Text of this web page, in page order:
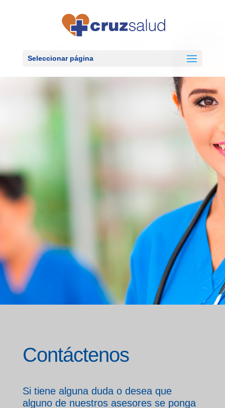
Seleccionar página
Contáctenos
Si tiene alguna duda o desea que
alguno de nuestros asesores se ponga